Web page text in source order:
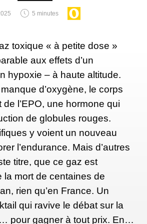
personnelle », explique
a d'ailleurs constaté la même
nombreuses personnes de son
le deuil et la dépression
Qu'il s'agisse de l'eau, du
à la communauté qu'offre
sur les rivages froids, ou d'une
cette pratique a été l'occasion
à nouveau », souligne-t-elle.
que la saison avançait, j'ai
dans l'eau froide. Et peu à
5 minutes
toxique « à petite dose »
aux effets d’un
hypoxie – à haute altitude.
d’oxygène, le corps
l’EPO, une hormone qui
de globules rouges.
y voient un nouveau
l’endurance. Mais d’autres
titre, que ce gaz est
la mort de centaines de
rien qu’en France. Un
qui ravive le débat sur la
pour gagner à tout prix. En…